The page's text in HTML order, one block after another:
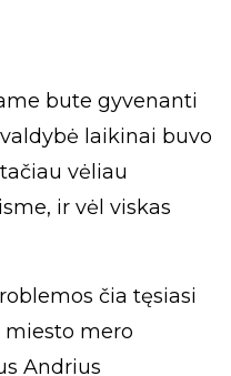
bute gyvenanti
laikinai buvo
vėliau
ir vėl viskas
čia tęsiasi
mero
Andrius